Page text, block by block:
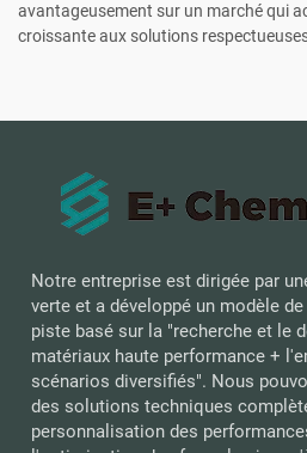
avantageusement sur un marché qui
croissante aux solutions
Notre entreprise est dirigée par
verte et a développé un modèle
piste basé sur la "recherche et le
matériaux haute performance +
scénarios diversifiés". Nous
des solutions techniques
personnalisation des